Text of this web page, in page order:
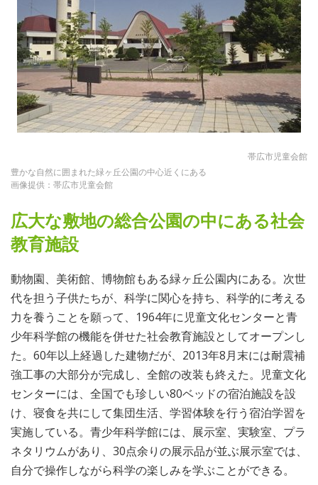
帯広市児童会館
豊かな自然に囲まれた緑ヶ丘公園の中心近くにある
画像提供：帯広市児童会館
広大な敷地の総合公園の中にある社会
教育施設
動物園、美術館、博物館もある緑ヶ丘公園内にある。次世
代を担う子供たちが、科学に関心を持ち、科学的に考える
力を養うことを願って、1964年に児童文化センターと青
少年科学館の機能を併せた社会教育施設としてオープンし
た。60年以上経過した建物だが、2013年8月末には耐震補
強工事の大部分が完成し、全館の改装も終えた。児童文化
センターには、全国でも珍しい80ベッドの宿泊施設を設
け、寝食を共にして集団生活、学習体験を行う宿泊学習を
実施している。青少年科学館には、展示室、実験室、プラ
ネタリウムがあり、30点余りの展示品が並ぶ展示室では、
自分で操作しながら科学の楽しみを学ぶことができる。